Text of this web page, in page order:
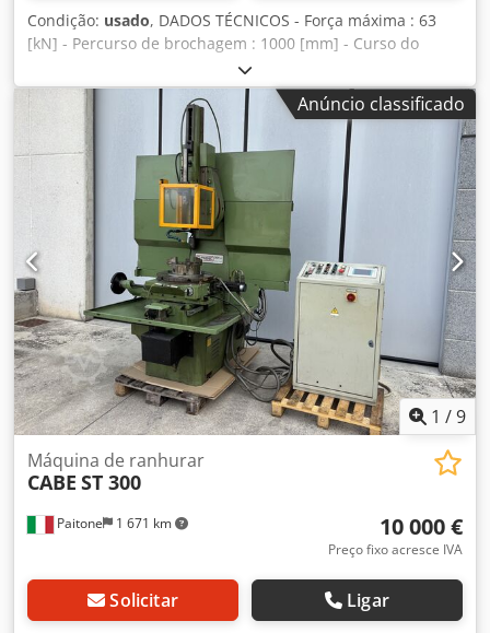
Condição: usado, DADOS TÉCNICOS - Força máxima : 63
[kN] - Percurso de brochagem : 1000 [mm] - Curso do
mandril : 400 [mm] - 3 velocidades de brochagem : 2,5 - 5 -
7,5 [m/min] - Velocidade de retorno : 24 [m/min] - Número
de estações de processamento : 1 - Motor hidráulico : 9
[kW] - Capacidade hidráulica : 600 [litros] - Capacidade de
arrefecimento : 150 [litros] - Tensão principal : 400 [V] -
Potência total : 10,5 [kW] - Espaço necessário : 3.700 x
3.000 [mm] - Altura : 3.200 [mm] - Peso : 3.500 [kg]
Dcsdpfjug U H Usx Amksk
Anúncio classificado
1 /9
Paitone 1 671 km
Máquina de ranhurar
CABE ST 300
10 000 €
Preço fixo acresce IVA
Solicitar Ligar